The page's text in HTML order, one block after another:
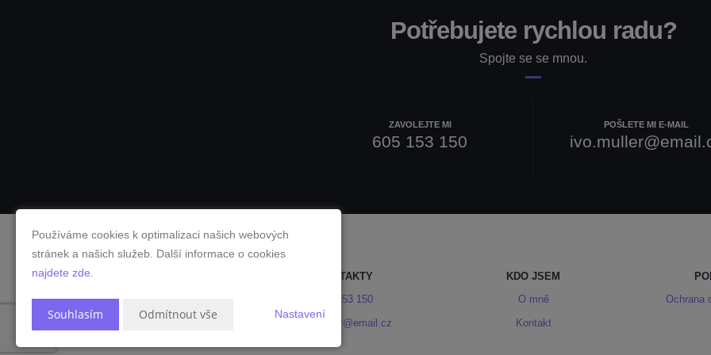
Potřebujete rychlou radu?
Spojte se se mnou.
ZAVOLEJTE MI
605 153 150
POŠLETE MI E-MAIL
KONTAKTY
605 153 150
ivo.muller@email.cz
KDO JSEM
O mně
Kontakt
Ochrana
Používáme cookies k optimalizaci našich webových
stránek a našich služeb. Další informace o cookies
najdete zde
Souhlasím Odmítnout vše Nastavení